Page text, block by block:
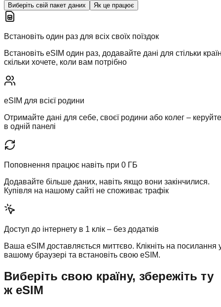
Виберіть свій пакет даних Як це працює
Встановіть один раз для всіх своїх поїздок
Встановіть eSIM один раз, додавайте дані для стільки
скільки хочете, коли вам потрібно
eSIM для всієї родини
Отримайте дані для себе, своєї родини або колег – керуйте
в одній панелі
Поповнення працює навіть при 0 ГБ
Додавайте більше даних, навіть якщо вони закінчилися.
Купівля на нашому сайті не споживає трафік
Доступ до інтернету в 1 клік – без додатків
Ваша eSIM доставляється миттєво. Клікніть на посилання
вашому браузері та встановіть свою eSIM.
Виберіть свою країну, збережіть ту
ж eSIM